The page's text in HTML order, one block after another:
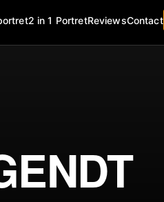
2 in 1 PortretReviewsContact